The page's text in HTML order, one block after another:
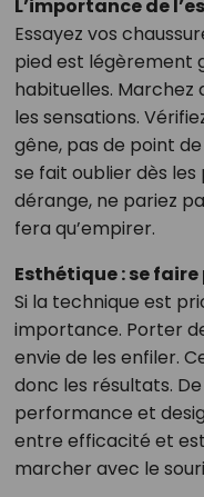
L’importance de
Essayez vos
pied est légèrement
habituelles. Marchez
les sensations.
gêne, pas de point
se fait oublier dès les
dérange, ne pariez
fera qu’empirer.
Esthétique : se
Si la technique est
importance. Porter
envie de les enfiler.
donc les résultats.
performance et
entre efficacité et
marcher avec le